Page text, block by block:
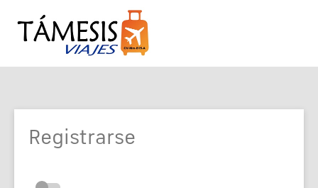
Registrarse